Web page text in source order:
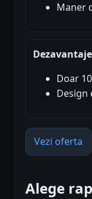
Maner
Dezavantaje
Doar
Design
Vezi oferta
Alege